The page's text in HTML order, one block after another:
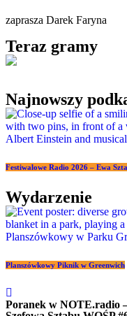
zaprasza Darek Faryna
Teraz gramy
Najnowszy
Festiwalowe Radio 2026 – Ewa
Wydarzenie
Planszówkowy Piknik w Greenwich
Poranek w NOTE.radio